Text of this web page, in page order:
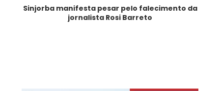
Sinjorba manifesta pesar pelo falecimento da
jornalista Rosi Barreto